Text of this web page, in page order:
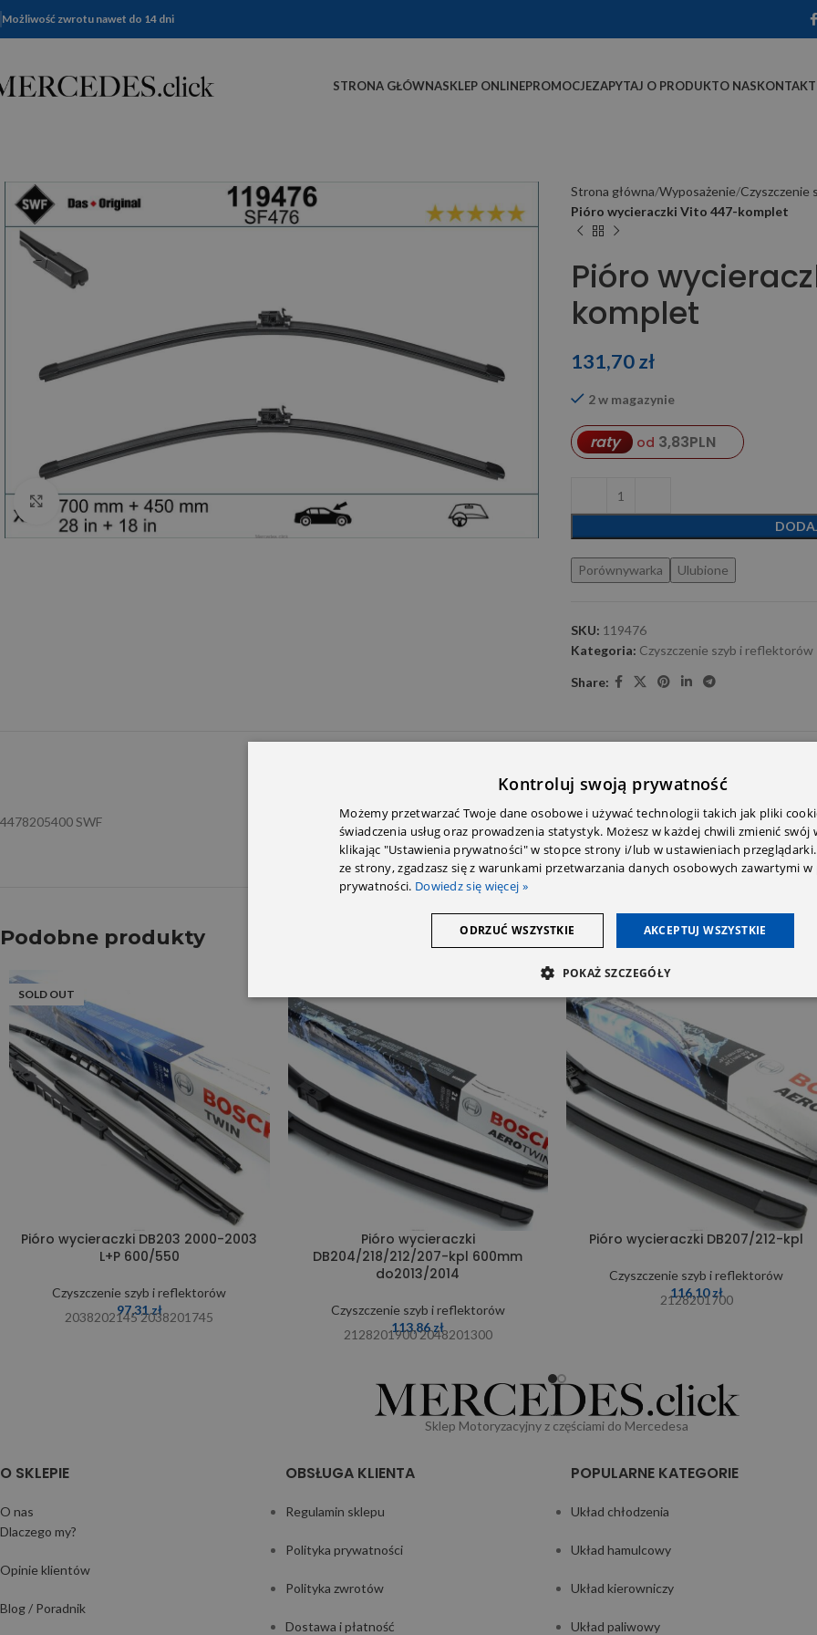
Możliwość zwrotu nawet do 14 dni
STRONA GŁÓWNASKLEP ONLINEPROMOCJEZAPYTAJ O PRODUKTO NASKONTAKT
Click to enlarge
Strona główna Wyposażenie Czyszczenie
Pióro wycieraczki Vito 447-komplet
Pióro
komplet
131,70zł
2 w magazynie
raty od 3,83PLN
Porównywarka Ulubione
SKU: 119476
Kategoria: Czyszczenie szyb i reflektorów
Share:
4478205400 SWF
Podobne produkty
SOLD OUT
Pióro wycieraczki DB203 2000-2003
L+P 600/550
Czyszczenie szyb i reflektorów
97,31zł
2038202145 2038201745
Pióro wycieraczki
DB204/218/212/207-kpl 600mm
do2013/2014
Czyszczenie szyb i reflektorów
113,86zł
2128201900 2048201300
Pióro wycieraczki DB207/212-kpl
Czyszczenie szyb i reflektorów
116,10zł
2128201700
Sklep Motoryzacyjny z częściami do Mercedesa
O SKLEPIE
O nas
Dlaczego my?
Opinie klientów
Blog / Poradnik
OBSŁUGA KLIENTA
Regulamin sklepu
Polityka prywatności
Polityka zwrotów
Dostawa i płatność
POPULARNE KATEGORIE
Układ chłodzenia
Układ hamulcowy
Układ kierowniczy
Układ paliwowy
Kontroluj swoją prywatność
Możemy przetwarzać Twoje dane osobowe i używać technologii takich jak pliki
świadczenia usług oraz prowadzenia statystyk. Możesz w każdej chwili zmienić swój
klikając "Ustawienia prywatności" w stopce strony i/lub w ustawieniach
ze strony, zgadzasz się z warunkami przetwarzania danych osobowych zawartymi
prywatności. Dowiedz się więcej »
AKCEPTUJ WSZYSTKIE
ODRZUĆ WSZYSTKIE
POKAŻ SZCZEGÓŁY